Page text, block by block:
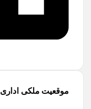
موقعیت ملکی اداری